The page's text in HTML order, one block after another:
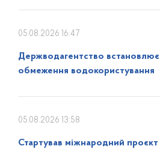
05.08.2026 16:47
Держводагентство встановлює
обмеження водокористування
05.08.2026 13:58
Стартував міжнародний проєкт